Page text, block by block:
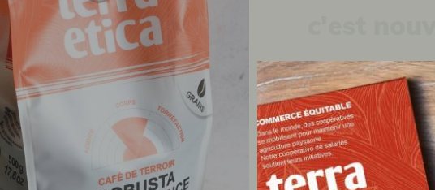
Robusta
des clichés
Souvent associé à